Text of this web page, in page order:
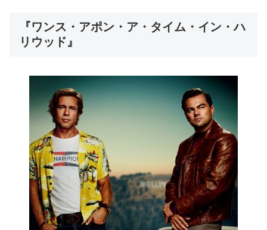
『ワンス・アポン・ア・タイム・イン・ハ
リウッド』